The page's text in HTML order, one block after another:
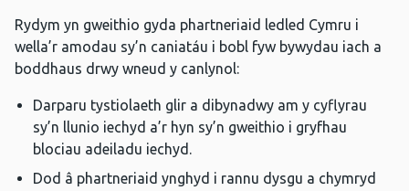
Rydym yn gweithio gyda phartneriaid ledled Cymru i
wella’r amodau sy’n caniatáu i bobl fyw bywydau iach a
boddhaus drwy wneud y canlynol:
Darparu tystiolaeth glir a dibynadwy am y cyflyrau
sy’n llunio iechyd a’r hyn sy’n gweithio i gryfhau
blociau adeiladu iechyd.
Dod â phartneriaid ynghyd i rannu dysgu a chymryd